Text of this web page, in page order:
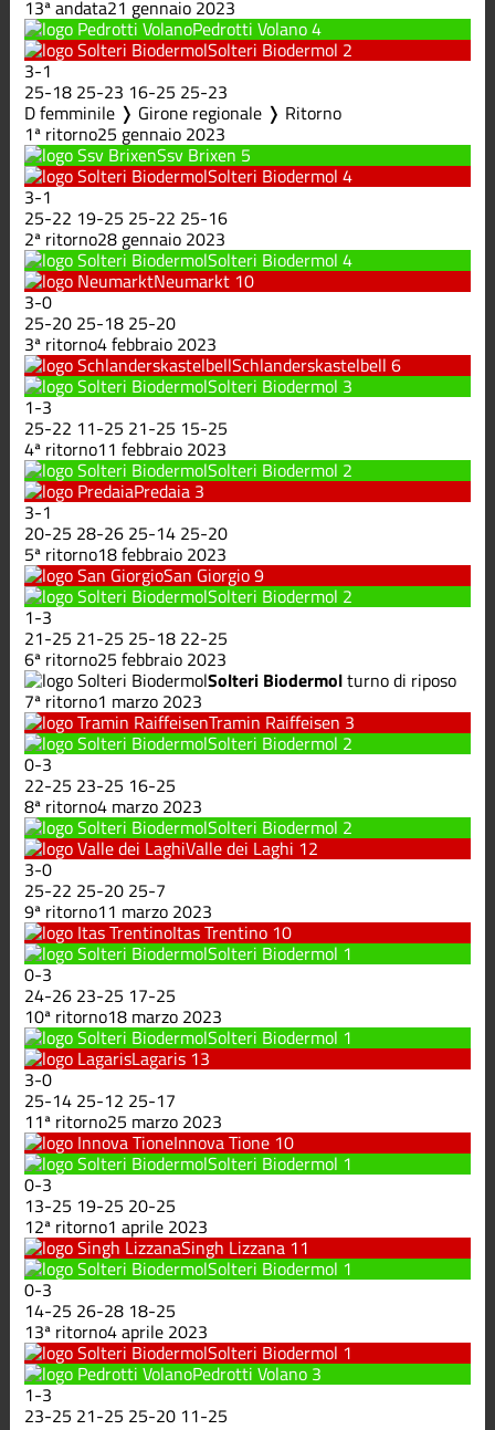
13ª andata21 gennaio 2023
Pedrotti Volano4
Solteri Biodermol 2
3-1
25-18 25-23 16-25 25-23
D femminile ❭ Girone regionale ❭ Ritorno
1ª ritorno25 gennaio 2023
Ssv Brixen 5
Solteri Biodermol 4
3-1
25-22 19-25 25-22 25-16
2ª ritorno28 gennaio 2023
Solteri Biodermol 4
Neumarkt 10
3-0
25-20 25-18 25-20
3ª ritorno4 febbraio 2023
Schlanderskastelbell 6
Solteri Biodermol 3
1-3
25-22 11-25 21-25 15-25
4ª ritorno11 febbraio 2023
Solteri Biodermol 2
Predaia 3
3-1
20-25 28-26 25-14 25-20
5ª ritorno18 febbraio 2023
San Giorgio9
Solteri Biodermol 2
1-3
21-25 21-25 25-18 22-25
6ª ritorno25 febbraio 2023
Solteri Biodermolturno di riposo
7ª ritorno1 marzo 2023
Tramin Raiffeisen 3
Solteri Biodermol 2
0-3
22-25 23-25 16-25
8ª ritorno4 marzo 2023
Solteri Biodermol 2
Valle dei Laghi 12
3-0
25-22 25-20 25-7
9ª ritorno11 marzo 2023
Itas Trentino 10
Solteri Biodermol 1
0-3
24-26 23-25 17-25
10ª ritorno18 marzo 2023
Solteri Biodermol 1
Lagaris 13
3-0
25-14 25-12 25-17
11ª ritorno25 marzo 2023
Innova Tione 10
Solteri Biodermol 1
0-3
13-25 19-25 20-25
12ª ritorno1 aprile 2023
Singh Lizzana 11
Solteri Biodermol 1
0-3
14-25 26-28 18-25
13ª ritorno4 aprile 2023
Solteri Biodermol 1
Pedrotti Volano 3
1-3
23-25 21-25 25-20 11-25